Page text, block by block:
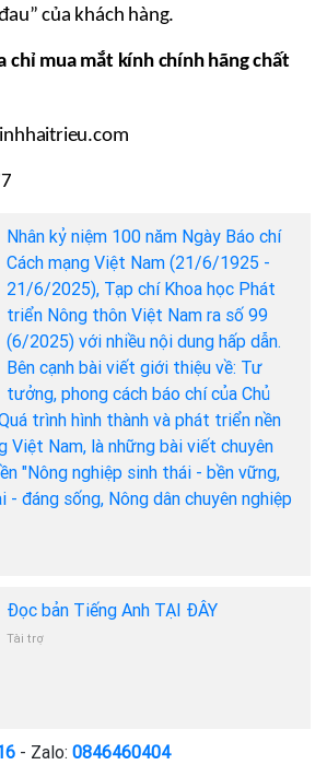
của khách hàng.
chỉ mua mắt kính chính hãng chất
Nhân kỷ niệm 100 năm Ngày Báo chí
Cách mạng Việt Nam (21/6/1925 -
21/6/2025), Tạp chí Khoa học Phát
triển Nông thôn Việt Nam ra số 99
(6/2025) với nhiều nội dung hấp dẫn.
Bên cạnh bài viết giới thiệu về: Tư
tưởng, phong cách báo chí của Chủ
trình hình thành và phát triển nền
Việt Nam, là những bài viết chuyên
"Nông nghiệp sinh thái - bền vững,
- đáng sống, Nông dân chuyên nghiệp
Đọc bản Tiếng Anh TẠI ĐÂY
Tài trợ
- Zalo: 0846460404